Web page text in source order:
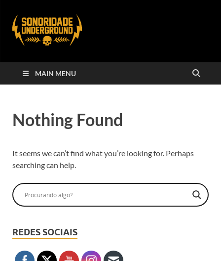
MAIN MENU
Nothing Found
It seems we can’t find what you’re looking for. Perhaps
searching can help.
REDES SOCIAIS